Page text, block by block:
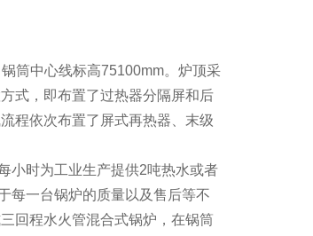
筒中心线标高75100mm。炉顶采
式，即布置了过热器分隔屏和后
程依次布置了屏式再热器、末级
小时为工业生产提供2吨热水或者
每一台锅炉的质量以及售后等不
回程水火管混合式锅炉，在锅筒